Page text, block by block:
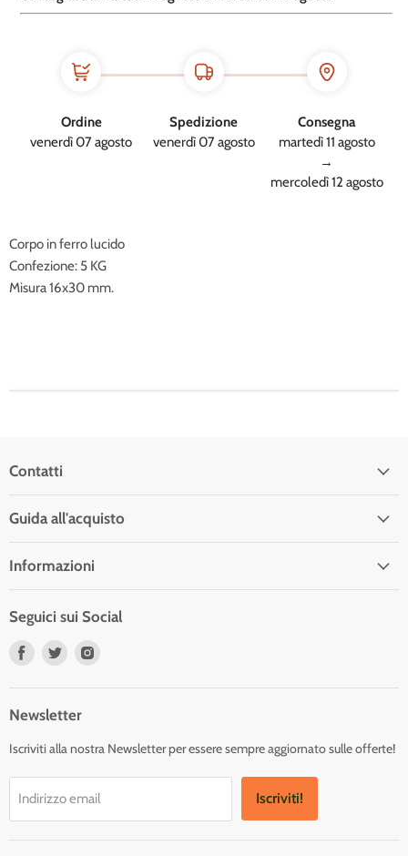
Ordine
venerdì 07 agosto
Spedizione
venerdì 07 agosto
Consegna
martedì 11 agosto
→
mercoledì 12 agosto
Corpo in ferro lucido
Confezione: 5 KG
Misura 16x30 mm.
Contatti
Guida all'acquisto
Informazioni
Seguici sui Social
Trovaci
Trovaci
Newsletter
Iscriviti alla nostra Newsletter per essere sempre aggiornato sulle offerte!
Indirizzo email Iscriviti!